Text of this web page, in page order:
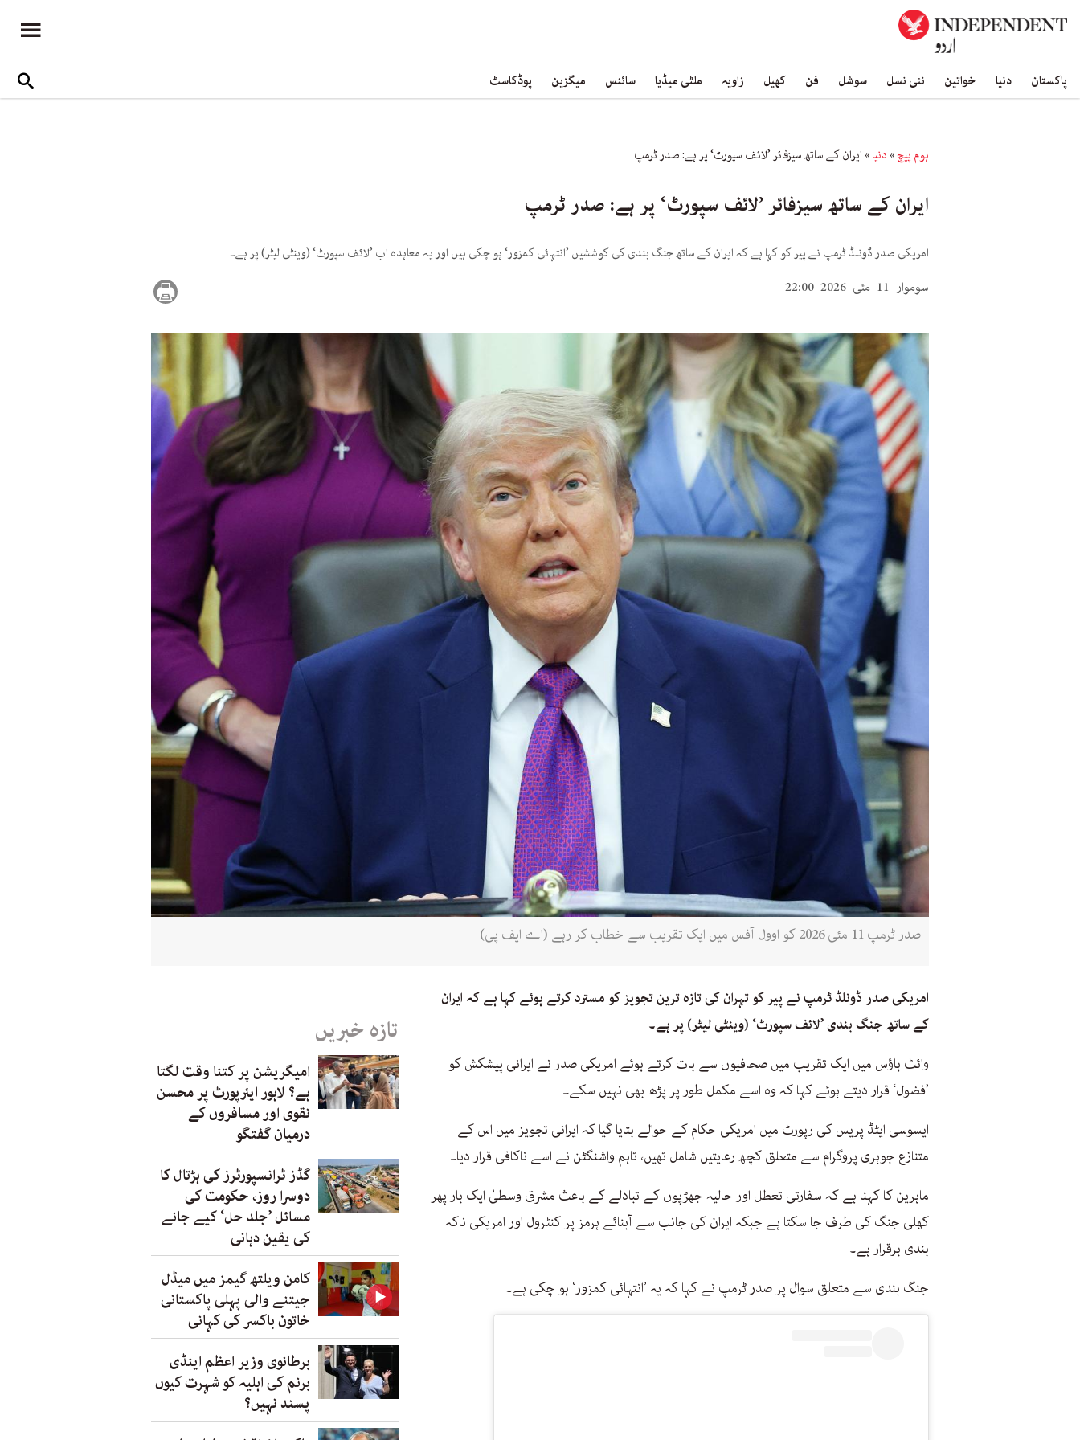
پاکستان دنیا خواتین نئی نسل سوشل فن کھیل زاویہ ملٹی میڈیا سائنس میگزین پوڈکاسٹ
ہوم پیچ» دنیا» ایران کے ساتھ سیزفائر ’لائف سپورٹ‘ پر ہے: صدر ٹرمپ
ایران کے ساتھ سیزفائر ’لائف سپورٹ‘ پر ہے: صدر ٹرمپ
امریکی صدر ڈونلڈ ٹرمپ نے پیر کو کہا ہے کہ ایران کے ساتھ جنگ بندی کی کوششیں ’انتہائی کمزور‘ ہو چکی ہیں اور یہ معاہدہ اب ’لائف سپورٹ‘ (وینٹی لیٹر) پر ہے۔
سوموار 11 مئی 2026 22:00
صدر ٹرمپ 11 مئی 2026 کو اوول آفس میں ایک تقریب سے خطاب کر رہے (اے ایف پی)
امریکی صدر ڈونلڈ ٹرمپ نے پیر کو تہران کی تازہ ترین تجویز کو مسترد کرتے ہوئے کہا ہے کہ ایران
کے ساتھ جنگ بندی ’لائف سپورٹ‘ (وینٹی لیٹر) پر ہے۔
وائٹ ہاؤس میں ایک تقریب میں صحافیوں سے بات کرتے ہوئے امریکی صدر نے ایرانی پیشکش کو
’فضول‘ قرار دیتے ہوئے کہا کہ وہ اسے مکمل طور پر پڑھ بھی نہیں سکے۔
ایسوسی ایٹڈ پریس کی رپورٹ میں امریکی حکام کے حوالے بتایا گیا کہ ایرانی تجویز میں اس کے
متنازع جوہری پروگرام سے متعلق کچھ رعایتیں شامل تھیں، تاہم واشنگٹن نے اسے ناکافی قرار دیا۔
ماہرین کا کہنا ہے کہ سفارتی تعطل اور حالیہ جھڑپوں کے تبادلے کے باعث مشرق وسطیٰ ایک بار پھر
کھلی جنگ کی طرف جا سکتا ہے جبکہ ایران کی جانب سے آبنائے ہرمز پر کنٹرول اور امریکی ناکہ
بندی برقرار ہے۔
جنگ بندی سے متعلق سوال پر صدر ٹرمپ نے کہا کہ یہ ’انتہائی کمزور‘ ہو چکی ہے۔
تازہ خبریں
امیگریشن پر کتنا وقت لگتا
ہے؟ لاہور ایئرپورٹ پر محسن
نقوی اور مسافروں کے
درمیان گفتگو
گڈز ٹرانسپورٹرز کی ہڑتال کا
دوسرا روز، حکومت کی
مسائل ’جلد حل‘ کیے جانے
کی یقین دہانی
کامن ویلتھ گیمز میں میڈل
جیتنے والی پہلی پاکستانی
خاتون باکسر کی کہانی
برطانوی وزیر اعظم اینڈی
برنم کی اہلیہ کو شہرت کیوں
پسند نہیں؟